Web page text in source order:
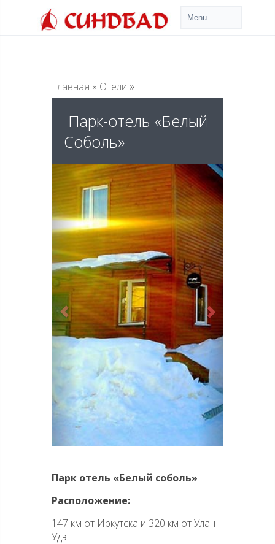
Главная » Отели »
Парк-отель «Белый
Соболь»
Previous Next
Парк отель «Белый соболь»
Расположение:
147 км от Иркутска и 320 км от Улан-
Удэ.